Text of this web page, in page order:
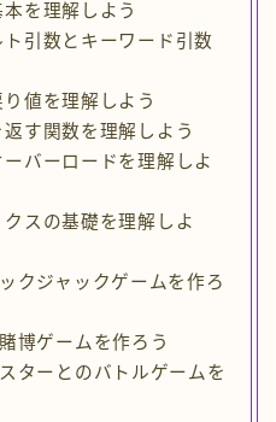
を理解しよう
引数とキーワード引数
値を理解しよう
す関数を理解しよう
バーロードを理解しよ
スの基礎を理解しよ
ジャックゲームを作ろ
博ゲームを作ろう
ーとのバトルゲームを